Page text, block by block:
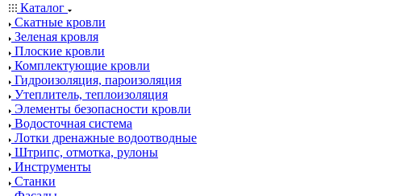
Каталог
Скатные кровли
Зеленая кровля
Плоские кровли
Комплектующие кровли
Гидроизоляция, пароизоляция
Утеплитель, теплоизоляция
Элементы безопасности кровли
Водосточная система
Лотки дренажные водоотводные
Штрипс, отмотка, рулоны
Инструменты
Станки